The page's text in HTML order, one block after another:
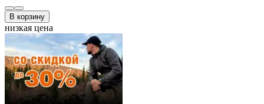
В корзину
низкая цена